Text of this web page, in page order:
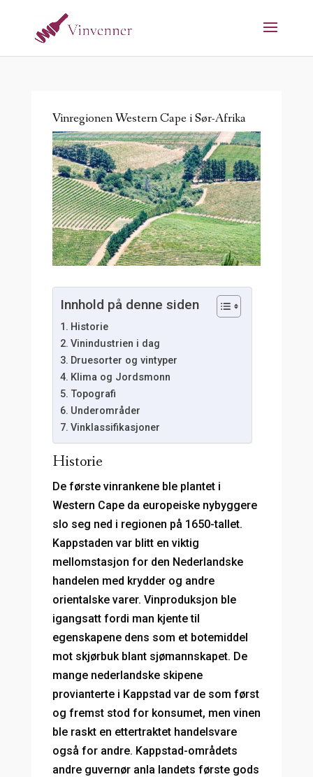
Vinregionen Western Cape i Sør-Afrika
Innhold på denne siden
Historie
Vinindustrien i dag
Druesorter og vintyper
Klima og Jordsmonn
Topografi
Underområder
Vinklassifikasjoner
Historie
De første vinrankene ble plantet i
Western Cape da europeiske nybyggere
slo seg ned i regionen på 1650-tallet.
Kappstaden var blitt en viktig
mellomstasjon for den Nederlandske
handelen med krydder og andre
orientalske varer. Vinproduksjon ble
igangsatt fordi man kjente til
egenskapene dens som et botemiddel
mot skjørbuk blant sjømannskapet. De
mange nederlandske skipene
provianterte i Kappstad var de som først
og fremst stod for konsumet, men vinen
ble raskt en ettertraktet handelsvare
også for andre. Kappstad-områdets
andre guvernør anla landets første gods